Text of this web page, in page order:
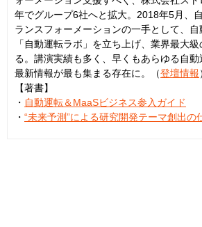
年でグループ6社へと拡大。2018年5月、
ランスフォーメーションの一手として、
「自動運転ラボ」を立ち上げ、業界最大
る。講演実績も多く、早くもあらゆる自
最新情報が最も集まる存在に。（登壇情報
【著書】
・ 自動運転＆MaaSビジネス参入ガイド
・ “未来予測”による研究開発テーマ創出の